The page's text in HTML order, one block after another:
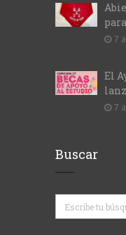
7
El
7
Buscar
Buscar